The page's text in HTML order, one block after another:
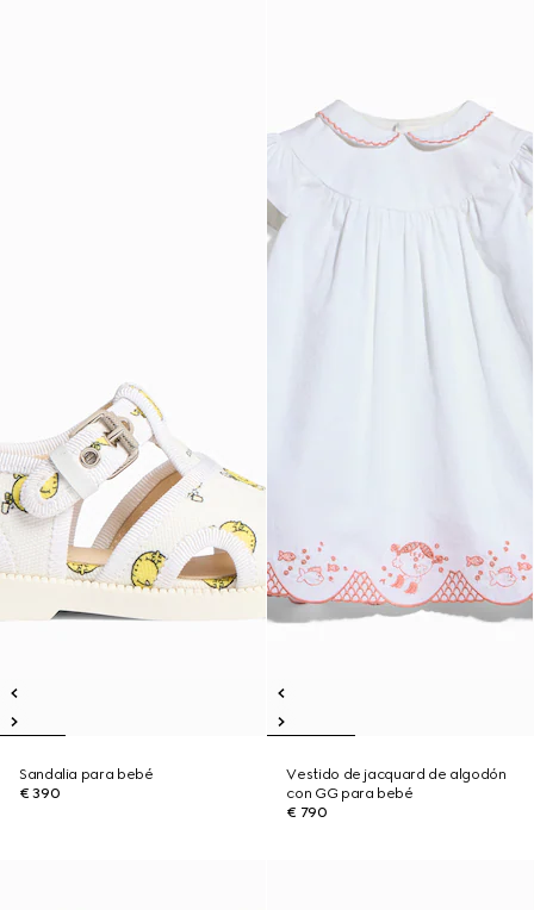
Sandalia para bebé
€ 390
Vestido de jacquard de algodón
con GG para bebé
€ 790